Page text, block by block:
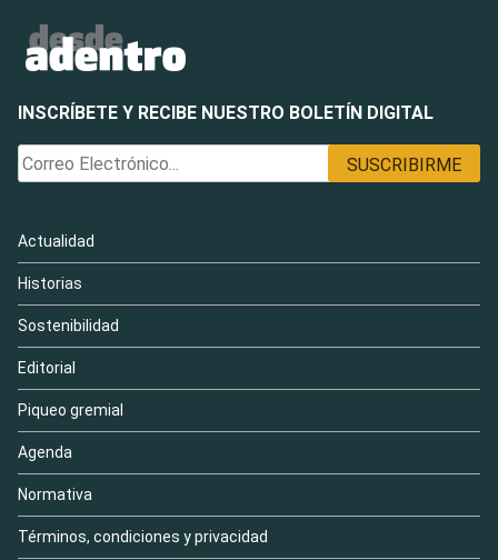
INSCRÍBETE Y RECIBE NUESTRO BOLETÍN DIGITAL
Actualidad
Historias
Sostenibilidad
Editorial
Piqueo gremial
Agenda
Normativa
Términos, condiciones y privacidad